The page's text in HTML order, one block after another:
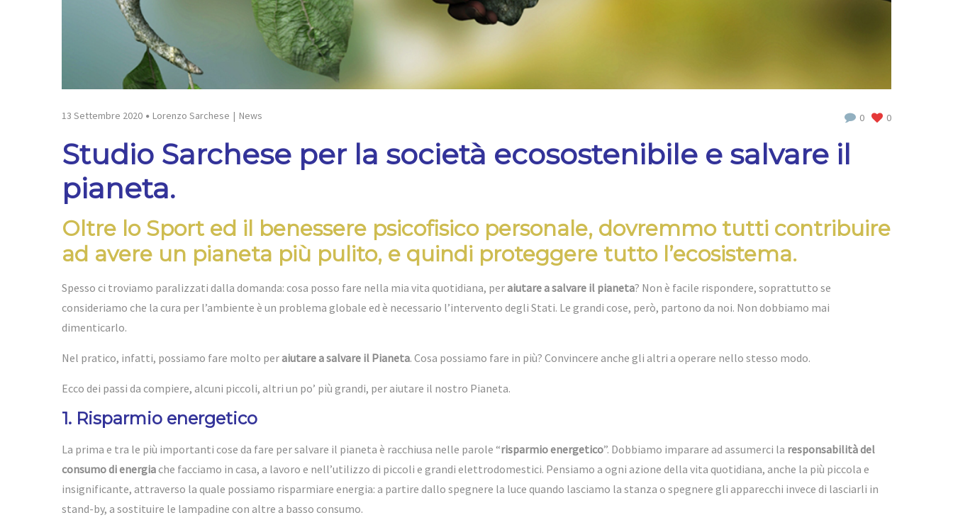
13 Settembre 2020 Lorenzo Sarchese News 0 0
Studio Sarchese per la società ecosostenibile e salvare il
pianeta.
Oltre lo Sport ed il benessere psicofisico personale, dovremmo tutti contribuire
ad avere un pianeta più pulito, e quindi proteggere tutto l’ecosistema.
Spesso ci troviamo paralizzati dalla domanda: cosa posso fare nella mia vita quotidiana, peraiutare a salvare il pianeta? Non è facile rispondere, soprattutto se
consideriamo che la cura per l’ambiente è un problema globale ed è necessario l’intervento degli Stati. Le grandi cose, però, partono da noi. Non dobbiamo mai
dimenticarlo.
Nel pratico, infatti, possiamo fare molto peraiutare a salvare il Pianeta. Cosa possiamo fare in più? Convincere anche gli altri a operare nello stesso modo.
Ecco dei passi da compiere, alcuni piccoli, altri un po’ più grandi, per aiutare il nostro Pianeta.
1. Risparmio energetico
La prima e tra le più importanti cose da fare per salvare il pianeta è racchiusa nelle parole “risparmio energetico”. Dobbiamo imparare ad assumerci la responsabilità del
consumo di energiache facciamo in casa, a lavoro e nell’utilizzo di piccoli e grandi elettrodomestici. Pensiamo a ogni azione della vita quotidiana, anche la più piccola e
insignificante, attraverso la quale possiamo risparmiare energia: a partire dallo spegnere la luce quando lasciamo la stanza o spegnere gli apparecchi invece di lasciarli in
stand-by, a sostituire le lampadine con altre a basso consumo.